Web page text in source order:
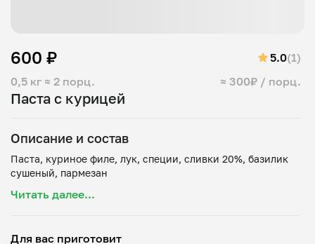
Паста с курицей
0,5 кг ≈ 2 порц. ≈ 300₽ / порц.
600 ₽ 5.0(1)
Описание и состав
Паста, куриное филе, лук, специи, сливки 20%, базилик
Читать далее...
Для вас приготовит